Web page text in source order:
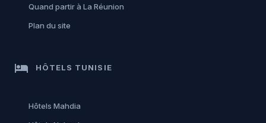
Quand partir à La Réunion
Plan du site
hotel HÔTELS TUNISIE
Hôtels Mahdia